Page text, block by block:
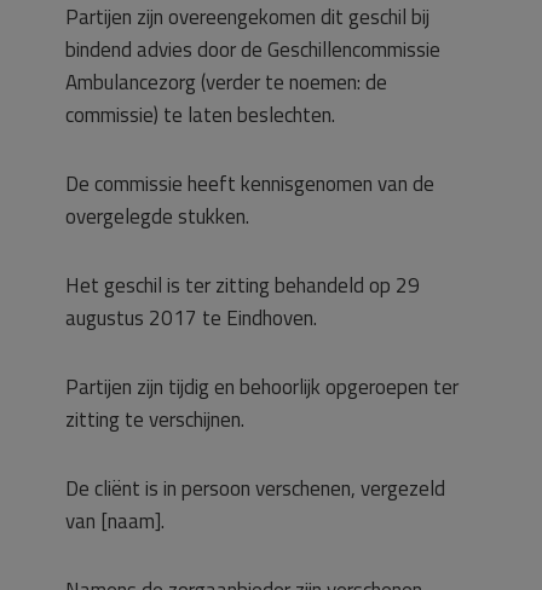
Partijen zijn overeengekomen dit geschil bij
bindend advies door de Geschillencommissie
Ambulancezorg (verder te noemen: de
commissie) te laten beslechten.
De commissie heeft kennisgenomen van de
overgelegde stukken.
Het geschil is ter zitting behandeld op 29
augustus 2017 te Eindhoven.
Partijen zijn tijdig en behoorlijk opgeroepen ter
zitting te verschijnen.
De cliënt is in persoon verschenen, vergezeld
van [naam].